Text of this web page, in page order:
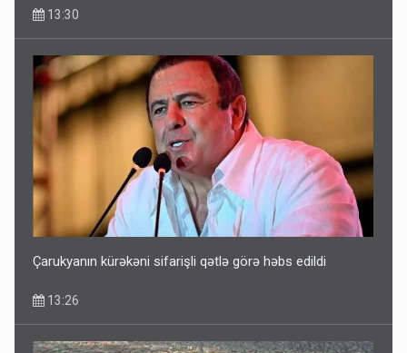
13:30
Çarukyanın kürəkəni sifarişli qətlə görə həbs edildi
13:26